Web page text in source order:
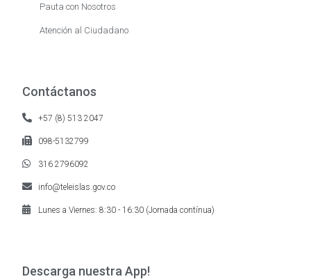
Pauta con Nosotros
Atención al Ciudadano
Contáctanos
+57 (8) 513 2047
098-5132799
316 2796092
info@teleislas.gov.co
Lunes a Viernes: 8:30 - 16:30 (Jornada contínua)
Descarga nuestra App!